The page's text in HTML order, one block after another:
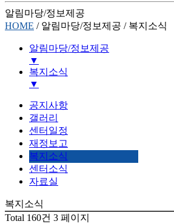
알림마당/정보제공
HOME / 알림마당/정보제공 / 복지소식
알림마당/정보제공
▼
기관소개
알림마당/정보제공
복지소식
▼
갤러리
센터일정
재정보고
복지소식
센터소식
자료실
공지사항
갤러리
센터일정
재정보고
복지소식
센터소식
자료실
복지소식
Total 160건 3 페이지